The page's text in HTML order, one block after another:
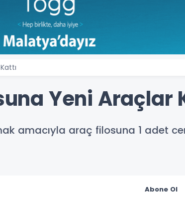
Yeni Araçlar
amacıyla araç filosuna 1 adet
Abone Ol